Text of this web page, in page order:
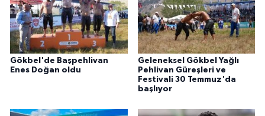
Gökbel'de Başpehlivan
Enes Doğan oldu
Geleneksel Gökbel Yağlı
Pehlivan Güreşleri ve
Festivali 30 Temmuz'da
başlıyor